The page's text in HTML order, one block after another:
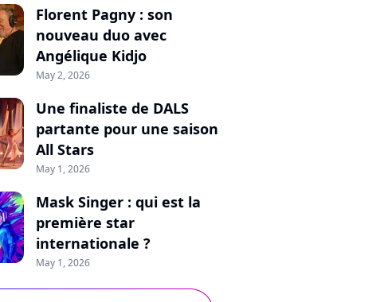
Florent Pagny : son
nouveau duo avec
Angélique Kidjo
May 2, 2026
Une finaliste de DALS
partante pour une saison
All Stars
May 1, 2026
Mask Singer : qui est la
première star
internationale ?
May 1, 2026